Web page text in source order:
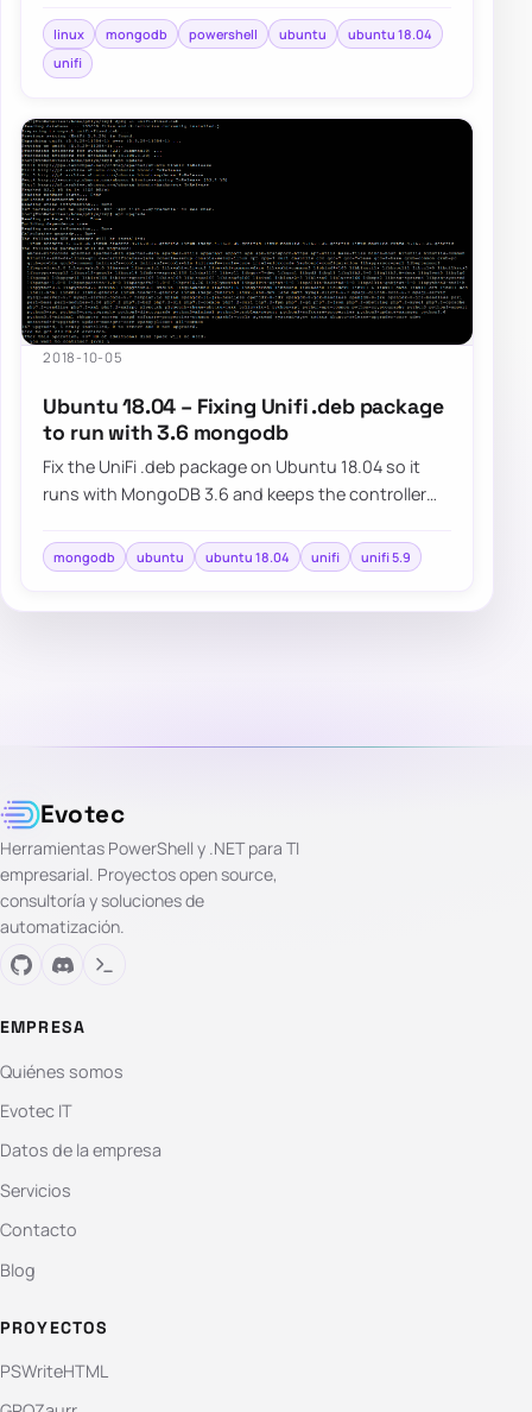
linux mongodb powershell ubuntu
ubuntu 18.04
unifi
2018-10-05
Ubuntu 18.04 – Fixing Unifi .deb package
to run with 3.6 mongodb
Fix the UniFi .deb package on Ubuntu 18.04 so it
runs with MongoDB 3.6 and keeps the controller
mongodb ubuntu ubuntu 18.04 unifi unifi 5.9
Evotec
Herramientas PowerShell y .NET para TI
empresarial. Proyectos open source,
consultoría y soluciones de
automatización.
EMPRESA
Quiénes somos
Evotec IT
Datos de la empresa
Servicios
Contacto
Blog
PROYECTOS
PSWriteHTML